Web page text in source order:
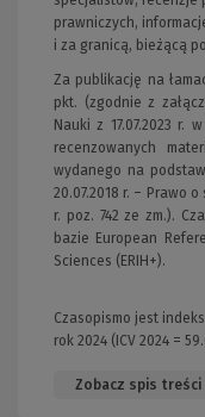
prawniczych,
i za granicą, bieżącą
Za publikację na
pkt. (zgodnie z
Nauki z 17.07.2023 r.
recenzowanych
wydanego na
20.07.2018 r. – Prawo
r. poz. 742 ze zm.).
bazie European
Sciences (ERIH+).
Czasopismo jest
rok 2024 (ICV 2024 =
Zobacz spis treści